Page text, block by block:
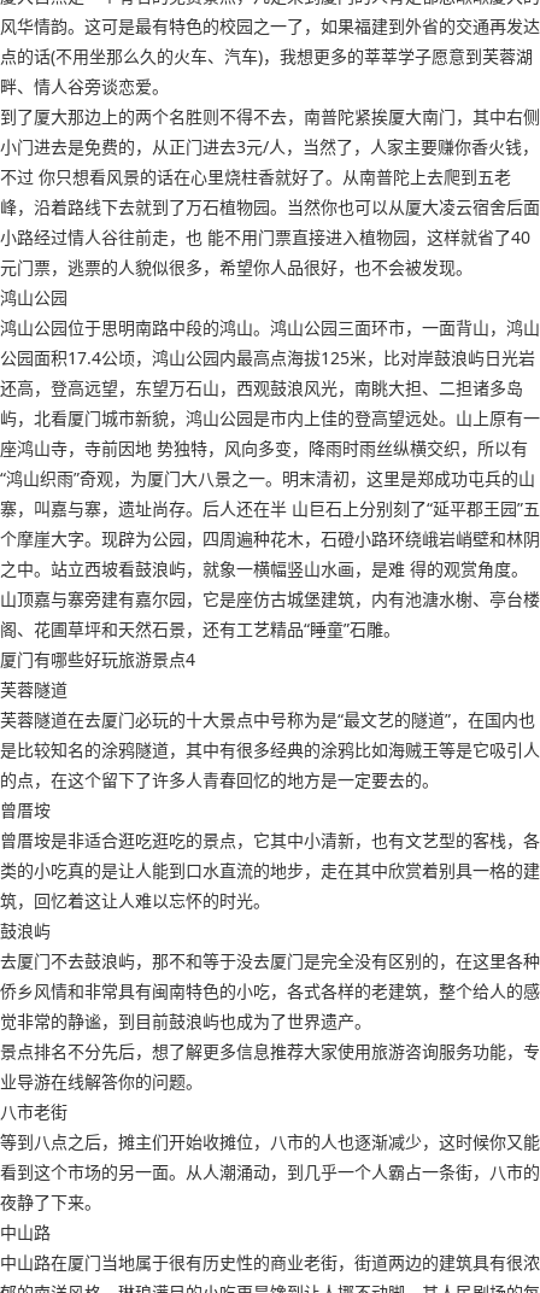
风华情韵。这可是最有特色的校园之一了，如果福建到外省的交通再发达
点的话(不用坐那么久的火车、汽车)，我想更多的莘莘学子愿意到芙蓉湖
畔、情人谷旁谈恋爱。
到了厦大那边上的两个名胜则不得不去，南普陀紧挨厦大南门，其中右侧
小门进去是免费的，从正门进去3元/人，当然了，人家主要赚你香火钱，
不过 你只想看风景的话在心里烧柱香就好了。从南普陀上去爬到五老
峰，沿着路线下去就到了万石植物园。当然你也可以从厦大凌云宿舍后面
小路经过情人谷往前走，也 能不用门票直接进入植物园，这样就省了40
元门票，逃票的人貌似很多，希望你人品很好，也不会被发现。
鸿山公园
鸿山公园位于思明南路中段的鸿山。鸿山公园三面环市，一面背山，鸿山
公园面积17.4公顷，鸿山公园内最高点海拔125米，比对岸鼓浪屿日光岩
还高，登高远望，东望万石山，西观鼓浪风光，南眺大担、二担诸多岛
屿，北看厦门城市新貌，鸿山公园是市内上佳的登高望远处。山上原有一
座鸿山寺，寺前因地 势独特，风向多变，降雨时雨丝纵横交织，所以有
“鸿山织雨”奇观，为厦门大八景之一。明末清初，这里是郑成功屯兵的山
寨，叫嘉与寨，遗址尚存。后人还在半 山巨石上分别刻了“延平郡王园”五
个摩崖大字。现辟为公园，四周遍种花木，石磴小路环绕峨岩峭壁和林阴
之中。站立西坡看鼓浪屿，就象一横幅竖山水画，是难 得的观赏角度。
山顶嘉与寨旁建有嘉尔园，它是座仿古城堡建筑，内有池溏水榭、亭台楼
阁、花圃草坪和天然石景，还有工艺精品“睡童”石雕。
厦门有哪些好玩旅游景点4
芙蓉隧道
芙蓉隧道在去厦门必玩的十大景点中号称为是“最文艺的隧道”，在国内也
是比较知名的涂鸦隧道，其中有很多经典的涂鸦比如海贼王等是它吸引人
的点，在这个留下了许多人青春回忆的地方是一定要去的。
曾厝垵
曾厝垵是非适合逛吃逛吃的景点，它其中小清新，也有文艺型的客栈，各
类的小吃真的是让人能到口水直流的地步，走在其中欣赏着别具一格的建
筑，回忆着这让人难以忘怀的时光。
鼓浪屿
去厦门不去鼓浪屿，那不和等于没去厦门是完全没有区别的，在这里各种
侨乡风情和非常具有闽南特色的小吃，各式各样的老建筑，整个给人的感
觉非常的静谧，到目前鼓浪屿也成为了世界遗产。
景点排名不分先后，想了解更多信息推荐大家使用旅游咨询服务功能，专
业导游在线解答你的问题。
八市老街
等到八点之后，摊主们开始收摊位，八市的人也逐渐减少，这时候你又能
看到这个市场的另一面。从人潮涌动，到几乎一个人霸占一条街，八市的
夜静了下来。
中山路
中山路在厦门当地属于很有历史性的商业老街，街道两边的建筑具有很浓